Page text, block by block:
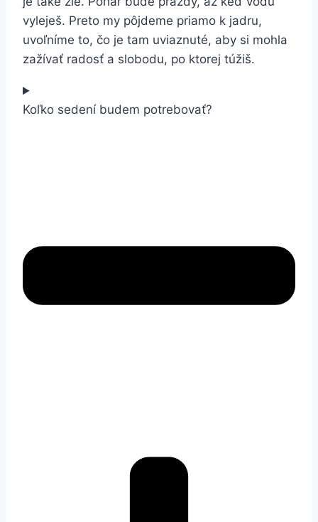
vyleješ. Preto my pôjdeme priamo k jadru,
uvoľníme to, čo je tam uviaznuté, aby si mohla
zažívať radosť a slobodu, po ktorej túžiš.
Koľko sedení budem potrebovať?